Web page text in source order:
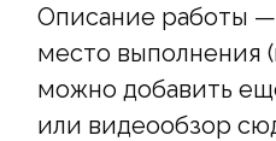
Описание работы
место выполнения
можно добавить
или видеообзор